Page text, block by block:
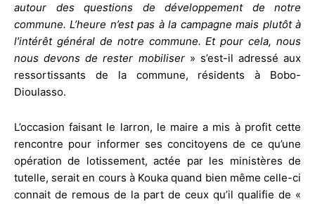
autour des questions de développement de notre
commune. L’heure n’est pas à la campagne mais plutôt à
l’intérêt général de notre commune. Et pour cela, nous
nous devons de rester mobiliser» s’est-il adressé aux
ressortissants de la commune, résidents à Bobo-
Dioulasso.
L’occasion faisant le larron, le maire a mis à profit cette
rencontre pour informer ses concitoyens de ce qu’une
opération de lotissement, actée par les ministères de
tutelle, serait en cours à Kouka quand bien même celle-ci
connait de remous de la part de ceux qu’il qualifie de «